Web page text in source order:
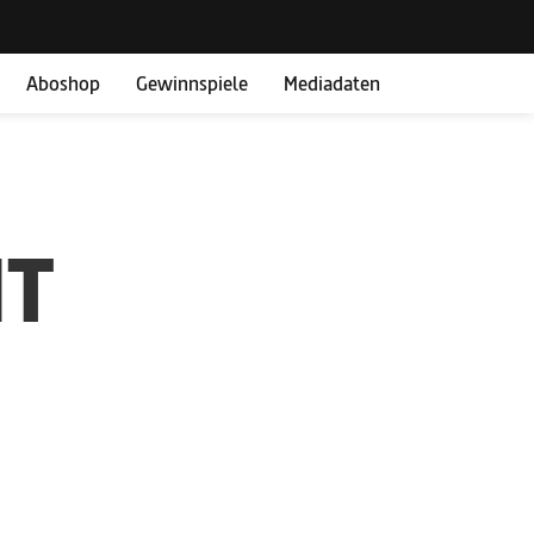
Aboshop Gewinnspiele Mediadaten